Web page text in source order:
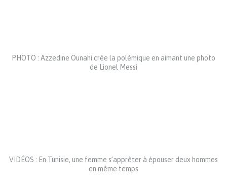
PHOTO : Azzedine Ounahi crée la polémique en aimant une photo
de Lionel Messi
VIDÉOS : En Tunisie, une femme s’apprêter à épouser deux hommes
en même temps